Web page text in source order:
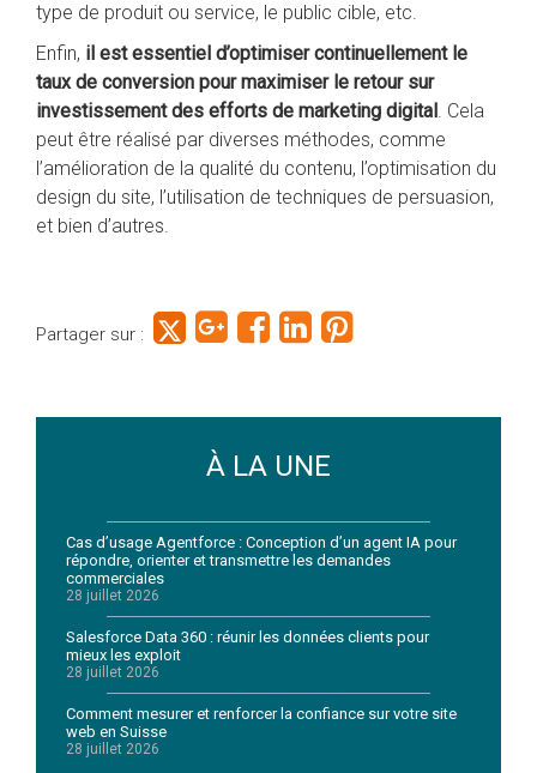
type de produit ou service, le public cible, etc.
Enfin, il est essentiel d’optimiser continuellement le
taux de conversion pour maximiser le retour sur
investissement des efforts de marketing digital. Cela
peut être réalisé par diverses méthodes, comme
l’amélioration de la qualité du contenu, l’optimisation du
design du site, l’utilisation de techniques de persuasion,
et bien d’autres.
Partager sur :
À LA UNE
Cas d’usage Agentforce : Conception d’un agent IA pour
répondre, orienter et transmettre les demandes
commerciales
28 juillet 2026
Salesforce Data 360 : réunir les données clients pour
mieux les exploit
28 juillet 2026
Comment mesurer et renforcer la confiance sur votre site
web en Suisse
28 juillet 2026